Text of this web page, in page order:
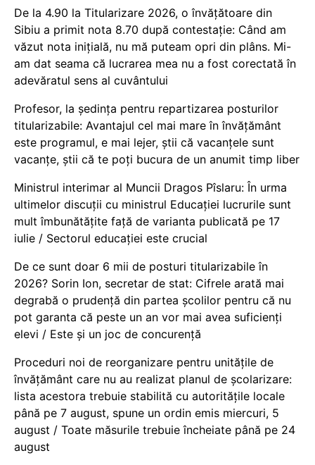
De la 4.90 la Titularizare 2026, o învățătoare din
Sibiu a primit nota 8.70 după contestație: Când am
văzut nota inițială, nu mă puteam opri din plâns. Mi-
am dat seama că lucrarea mea nu a fost corectată în
adevăratul sens al cuvântului
Profesor, la ședința pentru repartizarea posturilor
titularizabile: Avantajul cel mai mare în învățământ
este programul, e mai lejer, știi că vacanțele sunt
vacanţe, știi că te poți bucura de un anumit timp liber
Ministrul interimar al Muncii Dragos Pîslaru: În urma
ultimelor discuții cu ministrul Educației lucrurile sunt
mult îmbunătățite față de varianta publicată pe 17
iulie / Sectorul educației este crucial
De ce sunt doar 6 mii de posturi titularizabile în
2026? Sorin Ion, secretar de stat: Cifrele arată mai
degrabă o prudență din partea școlilor pentru că nu
pot garanta că peste un an vor mai avea suficienți
elevi / Este și un joc de concurență
Proceduri noi de reorganizare pentru unitățile de
învățământ care nu au realizat planul de școlarizare:
lista acestora trebuie stabilită cu autoritățile locale
până pe 7 august, spune un ordin emis miercuri, 5
august / Toate măsurile trebuie încheiate până pe 24
august